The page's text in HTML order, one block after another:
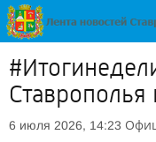
6 июля 2026, 14:23